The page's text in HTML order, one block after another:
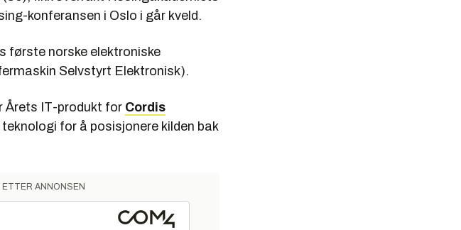
konferansen i Oslo i går kveld.
første norske elektroniske
Selvstyrt Elektronisk).
Årets IT-produkt for Cordis
for å posisjonere kilden bak
ANNONSEN